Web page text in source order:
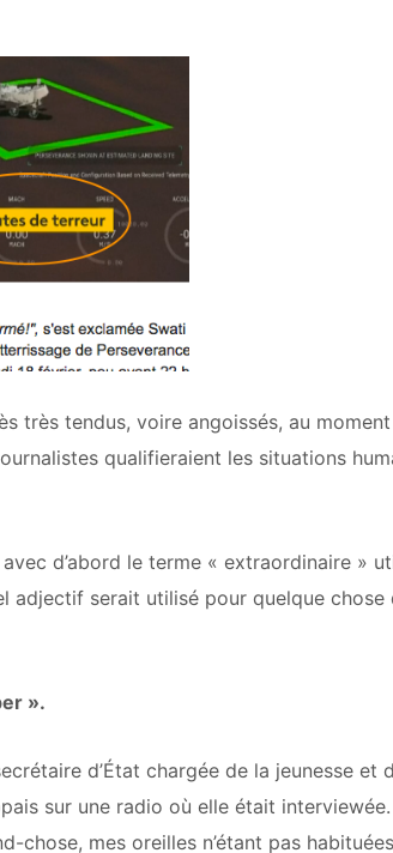
très tendus, voire angoissés, au
qualifieraient les situations
d’abord le terme « extraordinaire »
adjectif serait utilisé pour quelque chose
».
d’État chargée de la jeunesse et
sur une radio où elle était interviewée.
chose, mes oreilles n’étant pas